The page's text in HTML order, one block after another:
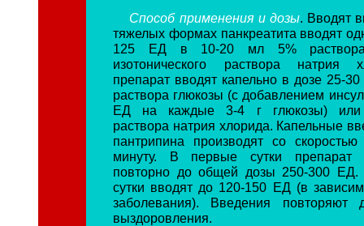
Способ применения и дозы. Вводят
тяжелых формах панкреатита вводят
125 ЕД в 10-20 мл 5%
изотонического раствора натрия
препарат вводят капельно в дозе 25-
раствора глюкозы (с добавлением
ЕД на каждые 3-4 г глюкозы) или
раствора натрия хлорида. Капельные
пантрипина производят со
минуту. В первые сутки препарат
повторно до общей дозы 250-300
сутки вводят до 120-150 ЕД (в
заболевания). Введения повторяют
выздоровления.